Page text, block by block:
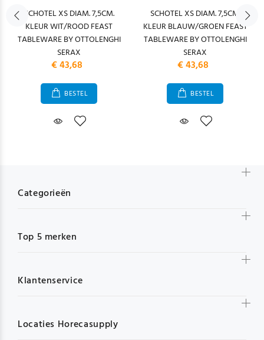
SCHOTEL XS DIAM. 7,5CM.
KLEUR WIT/ROOD FEAST
TABLEWARE BY OTTOLENGHI
SERAX
€ 43,68
BESTEL
SCHOTEL XS DIAM. 7,5CM.
KLEUR BLAUW/GROEN FEAST
TABLEWARE BY OTTOLENGHI
SERAX
€ 43,68
BESTEL
Categorieën
Top 5 merken
Klantenservice
Locaties Horecasupply